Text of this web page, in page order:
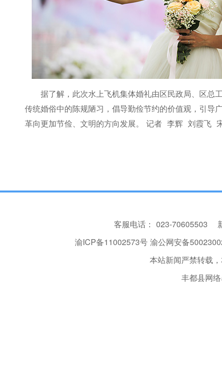
据了解，此次水上飞机集体婚礼由区民政局、区总
传统婚俗中的陈规陋习，倡导勤俭节约的价值观，引导
革向更加节俭、文明的方向发展。 记者 李辉 刘霞
客服电话： 023-70605503
渝ICP备11002573号 渝公网安备
本站新闻严禁转载
丰都县网